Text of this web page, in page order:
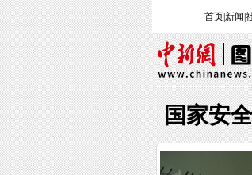
首页|新闻
国家安